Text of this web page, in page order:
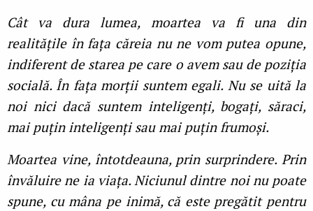
Cât va dura lumea, moartea va fi una din
realitățile în fața căreia nu ne vom putea opune,
indiferent de starea pe care o avem sau de poziția
socială. În fața morții suntem egali. Nu se uită la
noi nici dacă suntem inteligenți, bogați, săraci,
mai puțin inteligenți sau mai puțin frumoși.
Moartea vine, întotdeauna, prin surprindere. Prin
învăluire ne ia viața. Niciunul dintre noi nu poate
spune, cu mâna pe inimă, că este pregătit pentru